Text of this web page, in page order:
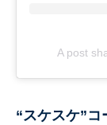
A post
“スケスケ”コ